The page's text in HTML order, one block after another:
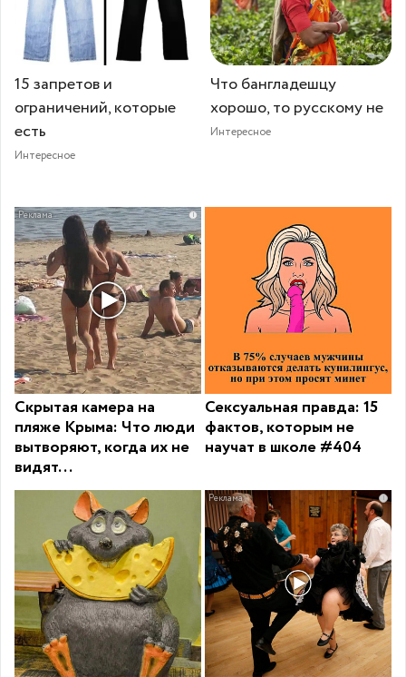
15 запретов и
ограничений, которые
есть
Интересное
Что бангладешцу
хорошо, то русскому не
Интересное
i
Скрытая камера на
пляже Крыма: Что люди
вытворяют, когда их не
видят...
Сексуальная правда: 15
фактов, которым не
научат в школе #404
i